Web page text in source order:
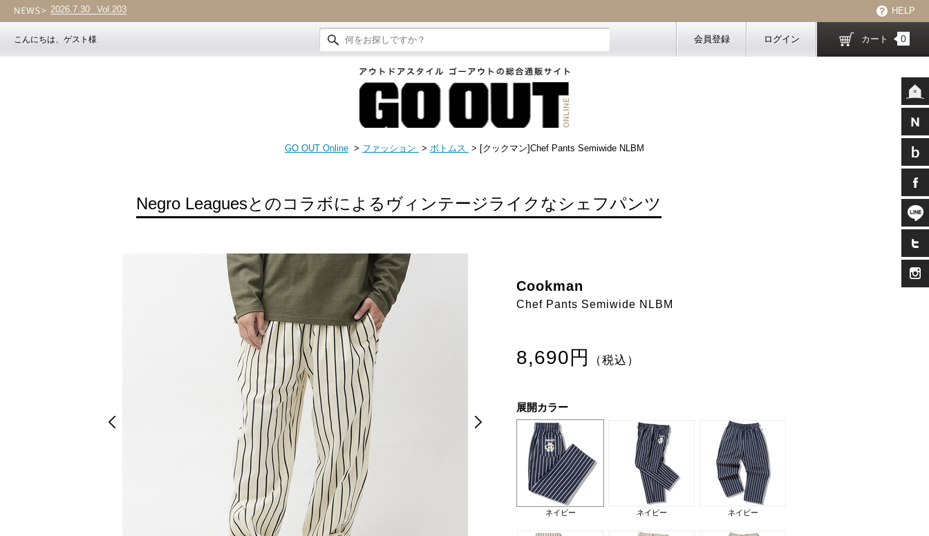
2026.7.30 NEW ARRIVAL HELP
こんにちは、ゲスト様 会員登録 ログイン カート 0
GO OUT Online > ファッション > ボトムス > [クックマン]Chef Pants Semiwide NLBM
Negro Leaguesとのコラボによるヴィンテージライクなシェフパンツ
Cookman
Chef Pants Semiwide NLBM
8,690円 （税込）
展開カラー
ネイビー ネイビー ネイビー